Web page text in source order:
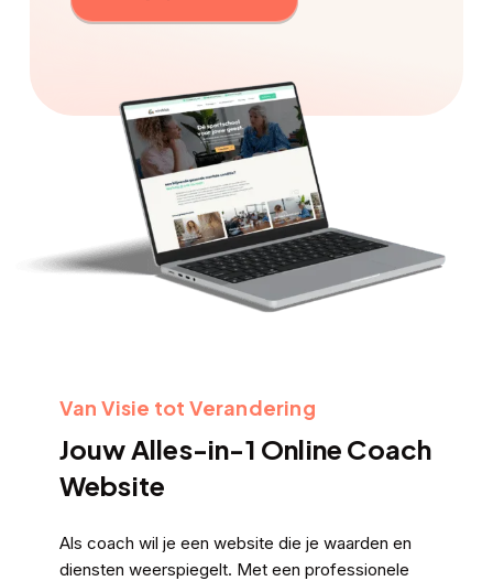
Van Visie tot Verandering
Jouw Alles-in-1 Online Coach
Website
Als coach wil je een website die je waarden en
diensten weerspiegelt. Met een professionele